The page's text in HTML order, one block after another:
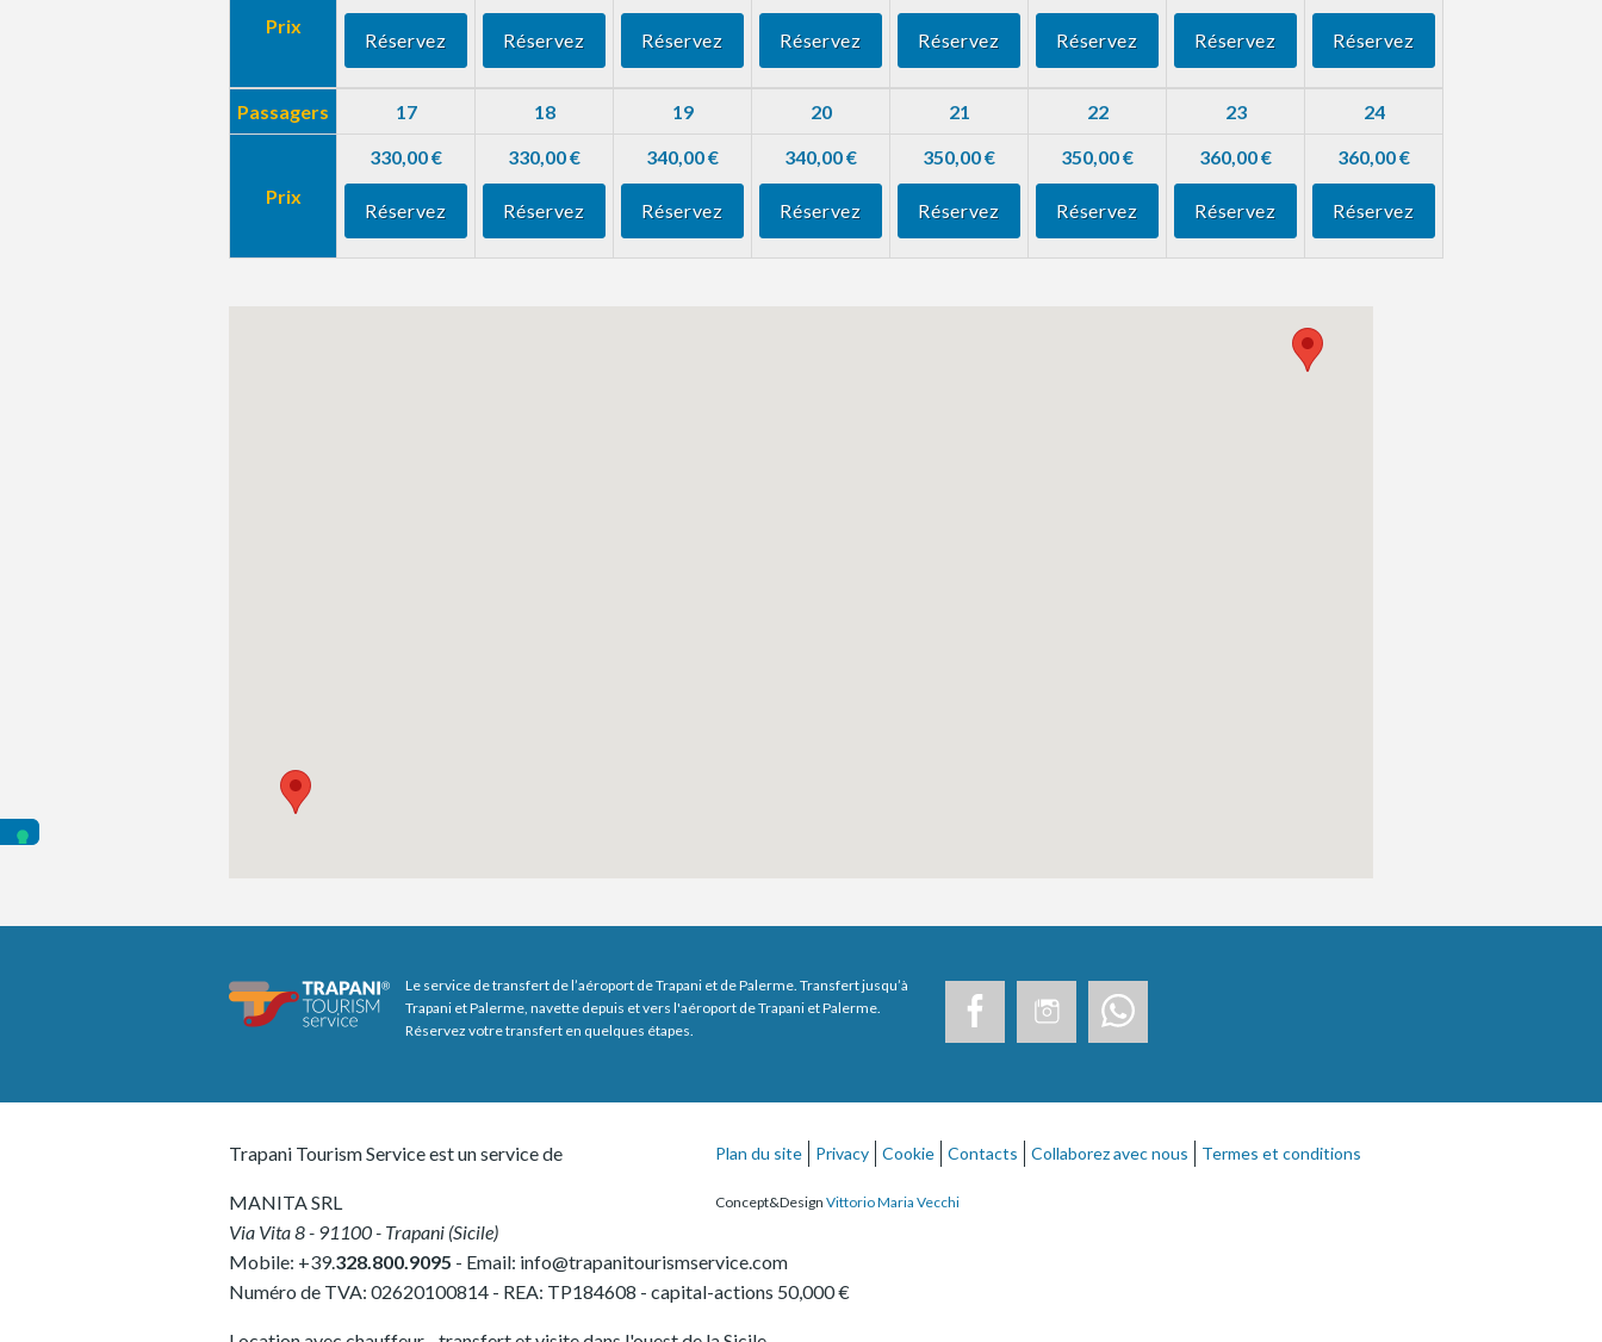
Prix
Réservez Réservez Réservez Réservez Réservez Réservez Réservez Réservez
Passagers 17 18 19 20 21 22 23 24
Prix
330,00 €
Réservez
330,00 €
Réservez
340,00 €
Réservez
340,00 €
Réservez
350,00 €
Réservez
350,00 €
Réservez
360,00 €
Réservez
360,00 €
Réservez
Le service de transfert de l’aéroport de Trapani et de Palerme. Transfert jusqu’à
Trapani et Palerme, navette depuis et vers l'aéroport de Trapani et Palerme.
Réservez votre transfert en quelques étapes.
Trapani Tourism Service est un service de
MANITA SRL
Via Vita 8- 91100- Trapani (Sicile)
Mobile: +39.328.800.9095 - Email: info@trapanitourismservice.com
Numéro de TVA: 02620100814 - REA: TP184608 - capital-actions 50,000 €
Plan du site Privacy Cookie Contacts Collaborez avec nous Termes et conditions
Concept&Design Vittorio Maria Vecchi